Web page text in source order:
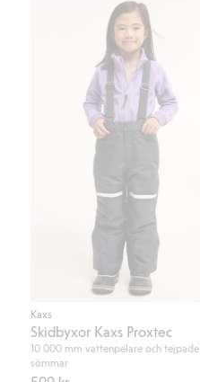
Kaxs
Skidbyxor Kaxs Proxtec
10 000 mm vattenpelare och tejpade
sömmar